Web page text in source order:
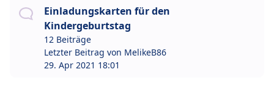
Einladungskarten für den
Kindergeburtstag
12 Beiträge
Letzter Beitrag von MelikeB86
29. Apr 2021 18:01